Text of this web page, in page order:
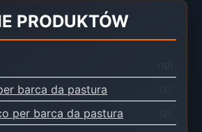
PRODUKTÓW
(10)
barca da pastura (2)
per barca da pastura (2)